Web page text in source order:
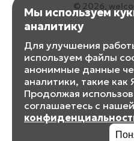
© 2026,
Мы используем
аналитику
Для улучшения
используем файлы
анонимные данные
аналитики, такие
Продолжая
соглашаетесь с нашей